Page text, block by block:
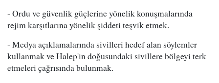
- Ordu ve güvenlik güçlerine yönelik konuşmalarında
rejim karşıtlarına yönelik şiddeti teşvik etmek.
- Medya açıklamalarında sivilleri hedef alan söylemler
kullanmak ve Halep'in doğusundaki sivillere bölgeyi terk
etmeleri çağrısında bulunmak.